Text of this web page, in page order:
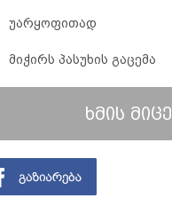
უარყოფითად
მიჭირს პასუხის გაცემა
ხმის